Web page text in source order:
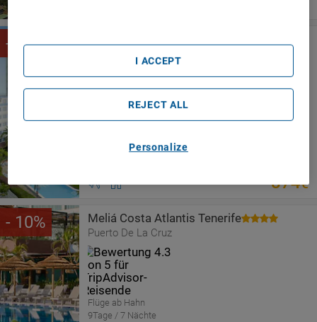
9
Puerto De La Cruz
Flüge ab Hahn
Abfahrt am 19 aug 2026
874€
10 Meliá Costa Atlantis Tenerife
Puerto De La Cruz
Flüge ab Hahn
9Tage / 7 Nächte
Personalize
REJECT ALL
I ACCEPT